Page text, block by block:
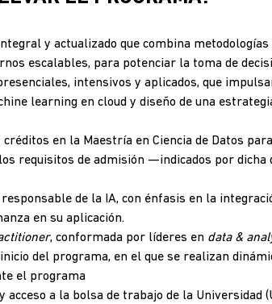
y actualizado que combina
escalables, para potenciar la toma de
intensivos y aplicados, que
learning en cloud y diseño de una
en la Maestría en Ciencia de Datos
requisitos de admisión —indicados por
de la IA, con énfasis en la
en su aplicación.
, conformada por líderes en data &
del programa, en el que se realizan
el programa
acceso a la bolsa de trabajo de la Universidad